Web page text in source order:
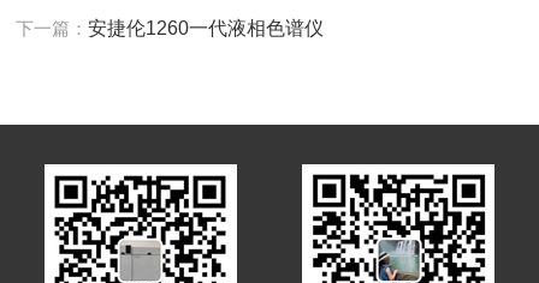
下一篇：安捷伦1260一代液相色谱仪